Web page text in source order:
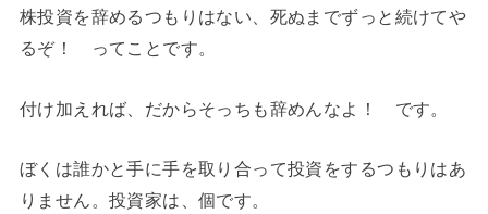
株投資を辞めるつもりはない、死ぬまでずっと続けてや
るぞ！ ってことです。
付け加えれば、だからそっちも辞めんなよ！ です。
ぼくは誰かと手に手を取り合って投資をするつもりはあ
りません。投資家は、個です。